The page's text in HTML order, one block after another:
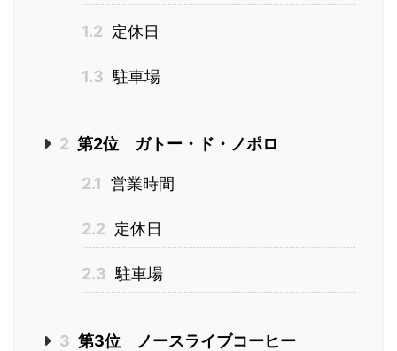
1.2 定休日
1.3 駐車場
2 第2位 ガトー・ド・ノポロ
2.1 営業時間
2.2 定休日
2.3 駐車場
3 第3位 ノースライブコーヒー